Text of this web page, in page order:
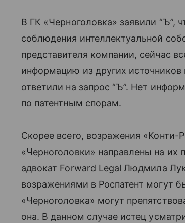
В ГК «Черноголовка» заявили “Ъ”,
соблюдения интеллектуальной
представителя компании, сейчас
информацию из других источников
ответили на запрос “Ъ”. Нет
по патентным спорам.
Скорее всего, возражения «Конти-
«Черноголовки» направлены на их
адвокат Forward Legal Людмила
возражениями в Роспатент могут
«Черноголовка» могут
она. В данном случае истец